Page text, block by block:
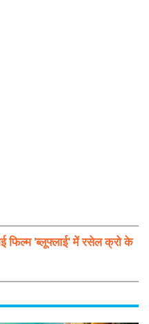
फिल्म 'ब्लूफ्लाई' में रसेल क्रो के